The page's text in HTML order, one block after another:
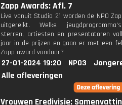
Zapp Awards: Afl. 7
Live vanuit Studio 21 worden de NPO
uitgereikt. Welke
sterren, artiesten en presentatoren
jaar in de prijzen en gaan er met een
Zapp award vandoor?
27-01-2024 19:20 NPO3
Alle afleveringen
Vrouwen Eredivisie: